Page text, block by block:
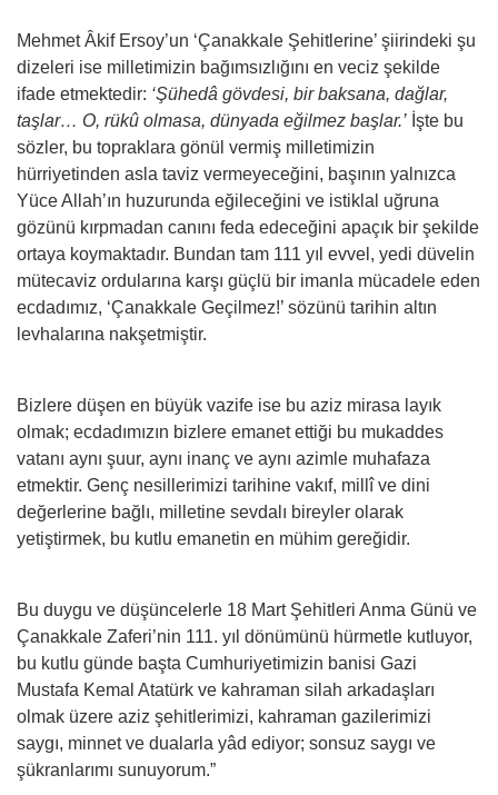
Mehmet Âkif Ersoy’un ‘Çanakkale Şehitlerine’ şiirindeki şu
dizeleri ise milletimizin bağımsızlığını en veciz şekilde
ifade etmektedir: ‘Şühedâ gövdesi, bir baksana, dağlar,
taşlar… O, rükû olmasa, dünyada eğilmez başlar.’ İşte bu
sözler, bu topraklara gönül vermiş milletimizin
hürriyetinden asla taviz vermeyeceğini, başının yalnızca
Yüce Allah’ın huzurunda eğileceğini ve istiklal uğruna
gözünü kırpmadan canını feda edeceğini apaçık bir şekilde
ortaya koymaktadır. Bundan tam 111 yıl evvel, yedi düvelin
mütecaviz ordularına karşı güçlü bir imanla mücadele eden
ecdadımız, ‘Çanakkale Geçilmez!’ sözünü tarihin altın
levhalarına nakşetmiştir.
Bizlere düşen en büyük vazife ise bu aziz mirasa layık
olmak; ecdadımızın bizlere emanet ettiği bu mukaddes
vatanı aynı şuur, aynı inanç ve aynı azimle muhafaza
etmektir. Genç nesillerimizi tarihine vakıf, millî ve dini
değerlerine bağlı, milletine sevdalı bireyler olarak
yetiştirmek, bu kutlu emanetin en mühim gereğidir.
Bu duygu ve düşüncelerle 18 Mart Şehitleri Anma Günü ve
Çanakkale Zaferi’nin 111. yıl dönümünü hürmetle kutluyor,
bu kutlu günde başta Cumhuriyetimizin banisi Gazi
Mustafa Kemal Atatürk ve kahraman silah arkadaşları
olmak üzere aziz şehitlerimizi, kahraman gazilerimizi
saygı, minnet ve dualarla yâd ediyor; sonsuz saygı ve
şükranlarımı sunuyorum.”